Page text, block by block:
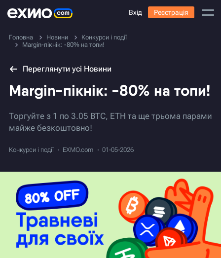
Вхід Реєстрація
Головна Новини
Конкурси і події
Margin-пікнік: -80% на топи!
Переглянути усі Новини
Margin-пікнік: -80% на топи!
Торгуйте з 1 по 3.05 BTC, ETH та ще трьома парами
майже безкоштовно!
Конкурси і події EXMO.com 01-05-2026